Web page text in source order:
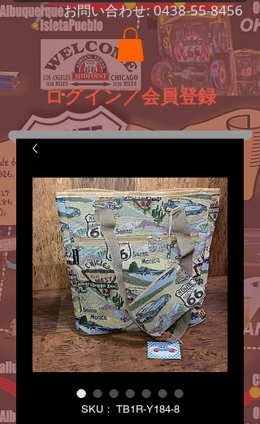
お問い合わせ:0438-55-8456
ログイン／会員登録
SKU： TB1R-Y184-8